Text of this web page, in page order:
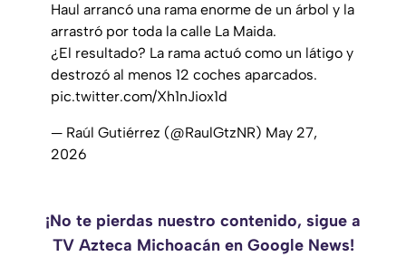
Haul arrancó una rama enorme de un árbol y la
arrastró por toda la calle La Maida.
¿El resultado? La rama actuó como un látigo y
destrozó al menos 12 coches aparcados.
pic.twitter.com/Xh1nJiox1d
— Raúl Gutiérrez (@RaulGtzNR) May 27,
2026
¡No te pierdas nuestro contenido, sigue a
TV Azteca Michoacán en Google News!